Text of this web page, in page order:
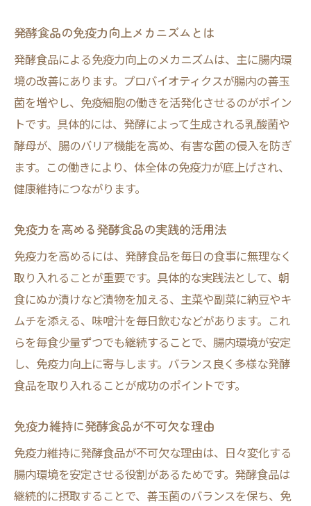
発酵食品の免疫力向上メカニズムとは
発酵食品による免疫力向上のメカニズムは、主に腸内環
境の改善にあります。プロバイオティクスが腸内の善玉
菌を増やし、免疫細胞の働きを活発化させるのがポイン
トです。具体的には、発酵によって生成される乳酸菌や
酵母が、腸のバリア機能を高め、有害な菌の侵入を防ぎ
ます。この働きにより、体全体の免疫力が底上げされ、
健康維持につながります。
免疫力を高める発酵食品の実践的活用法
免疫力を高めるには、発酵食品を毎日の食事に無理なく
取り入れることが重要です。具体的な実践法として、朝
食にぬか漬けなど漬物を加える、主菜や副菜に納豆やキ
ムチを添える、味噌汁を毎日飲むなどがあります。これ
らを毎食少量ずつでも継続することで、腸内環境が安定
し、免疫力向上に寄与します。バランス良く多様な発酵
食品を取り入れることが成功のポイントです。
免疫力維持に発酵食品が不可欠な理由
免疫力維持に発酵食品が不可欠な理由は、日々変化する
腸内環境を安定させる役割があるためです。発酵食品は
継続的に摂取することで、善玉菌のバランスを保ち、免